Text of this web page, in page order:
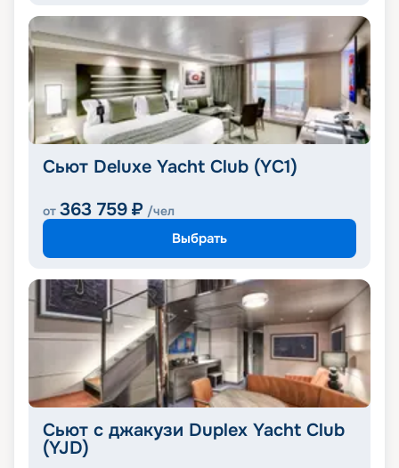
Сьют Deluxe Yacht Club (YC1)
от 363 759 ₽ /чел
Выбрать
Сьют с джакузи Duplex Yacht Club
(YJD)